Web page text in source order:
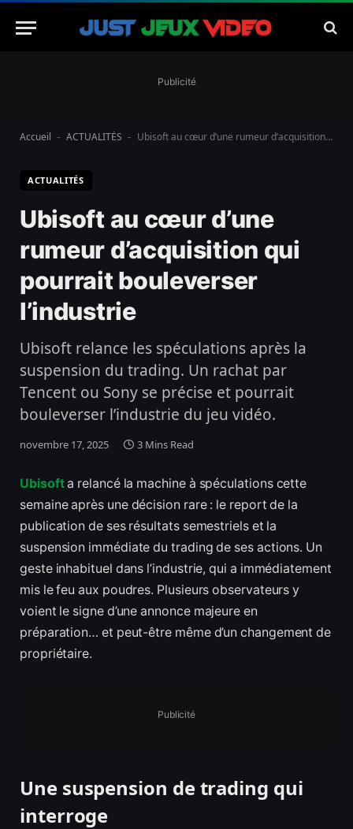
Publicité
Accueil - ACTUALITÉS - Ubisoft au cœur d’une rumeur d’acquisition qui pourrait bouleverser l’industrie
ACTUALITÉS
Ubisoft au cœur d’une
rumeur d’acquisition qui
pourrait bouleverser
l’industrie
Ubisoft relance les spéculations après la
suspension du trading. Un rachat par
Tencent ou Sony se précise et pourrait
bouleverser l’industrie du jeu vidéo.
novembre 17, 2025 3 Mins Read
Ubisofta relancé la machine à spéculations cette
semaine après une décision rare : le report de la
publication de ses résultats semestriels et la
suspension immédiate du trading de ses actions. Un
geste inhabituel dans l’industrie, qui a immédiatement
mis le feu aux poudres. Plusieurs observateurs y
voient le signe d’une annonce majeure en
préparation… et peut-être même d’un changement de
propriétaire.
Publicité
Une suspension de trading qui
interroge